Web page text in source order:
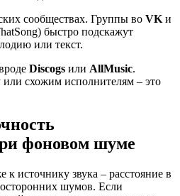
сообществах. Группы во VK и
быстро подскажут
или текст.
Discogs или AllMusic.
схожим исполнителям – это
фоновом шуме
источнику звука – расстояние в
шумов. Если